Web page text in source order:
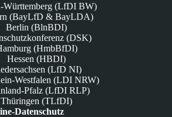
Württemberg (LfDI BW)
(BayLfD & BayLDA)
Berlin (BlnBDI)
(DSK)
(HmbBfDI)
Hessen (HBDI)
(LfD NI)
Westfalen (LDI NRW)
Pfalz (LfDI RLP)
Thüringen (TLfDI)
Datenschutz